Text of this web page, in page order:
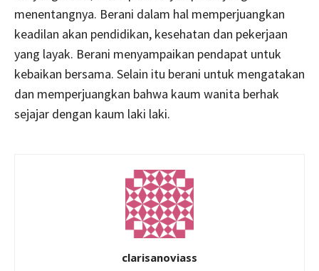
menentangnya. Berani dalam hal memperjuangkan
keadilan akan pendidikan, kesehatan dan pekerjaan
yang layak. Berani menyampaikan pendapat untuk
kebaikan bersama. Selain itu berani untuk mengatakan
dan memperjuangkan bahwa kaum wanita berhak
sejajar dengan kaum laki laki.
clarisanoviass